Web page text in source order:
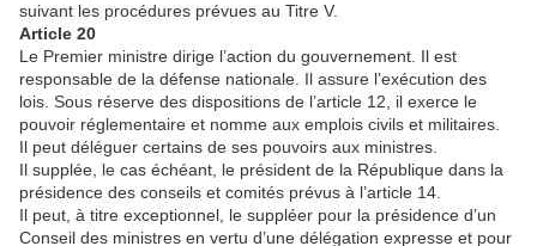
suivant les procédures prévues au Titre V.
Article 20
Le Premier ministre dirige l’action du gouvernement. Il est
responsable de la défense nationale. Il assure l’exécution des
lois. Sous réserve des dispositions de l’article 12, il exerce le
pouvoir réglementaire et nomme aux emplois civils et militaires.
Il peut déléguer certains de ses pouvoirs aux ministres.
Il supplée, le cas échéant, le président de la République dans la
présidence des conseils et comités prévus à l’article 14.
Il peut, à titre exceptionnel, le suppléer pour la présidence d’un
Conseil des ministres en vertu d’une délégation expresse et pour